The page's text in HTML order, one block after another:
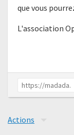
que vous
L'association
Actions